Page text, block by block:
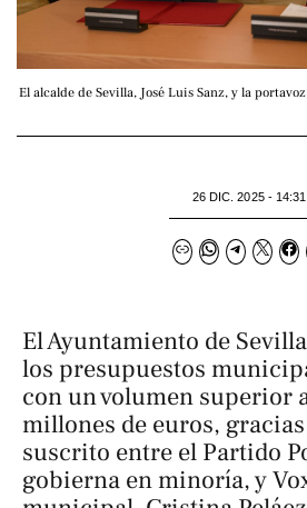
El alcalde de Sevilla, José Luis Sanz, y la
26 DIC. 2025 - 14:31
El Ayuntamiento de
los presupuestos
con un volumen superior
millones de euros,
suscrito entre el Partido
gobierna en minoría, y